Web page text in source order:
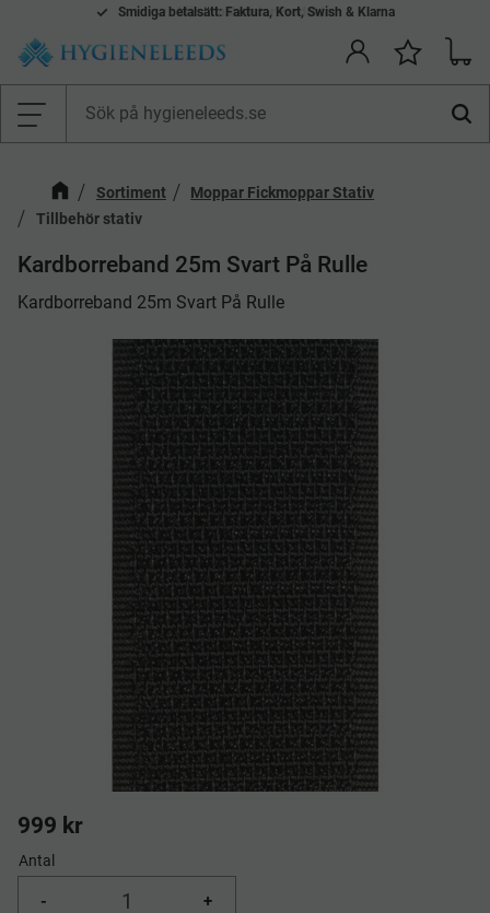
Meny
Mina önskelistor Produkter
Smidiga betalsätt: Faktura, Kort, Swish & Klarna
Sortiment
Moppar Fickmoppar Stativ
Tillbehör stativ
Kardborreband 25m Svart På Rulle
​Kardborreband 25m Svart På Rulle
999 kr
Antal
+
-